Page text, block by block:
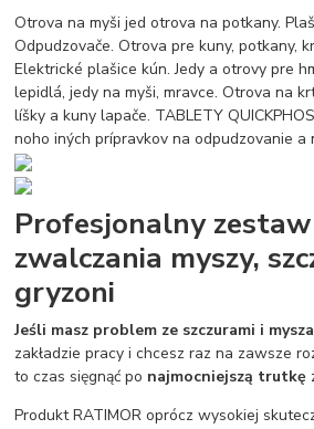
Otrova na myši jed otrova na potkany.
Odpudzovače. Otrova pre kuny, potkany,
Elektrické plašice kún. Jedy a otrovy pre
lepidlá, jedy na myši, mravce. Otrova na
líšky a kuny lapače. TABLETY
noho iných prípravkov na odpudzovanie a
Profesjonalny
zwalczania myszy,
gryzoni
Jeśli masz problem ze szczurami i
zakładzie pracy i chcesz raz na zawsze
to czas sięgnąć po najmocniejszą trutkę
Produkt RATIMOR oprócz wysokiej